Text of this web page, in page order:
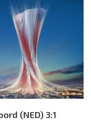
Гейе, Рио
(NED) 3:1